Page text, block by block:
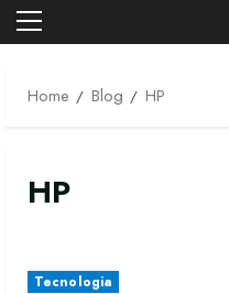
Primary
Home
Blog HP
HP
Tecnologia